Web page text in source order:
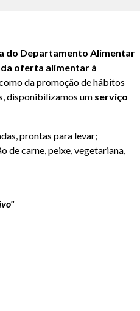
do Departamento Alimentar
oferta alimentar à
da promoção de hábitos
disponibilizamos um serviço
prontas para levar;
de carne, peixe, vegetariana,